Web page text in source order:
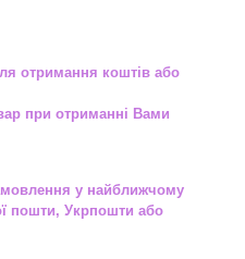
отримання коштів або
при отриманні Вами
у найближчому
пошти, Укрпошти або